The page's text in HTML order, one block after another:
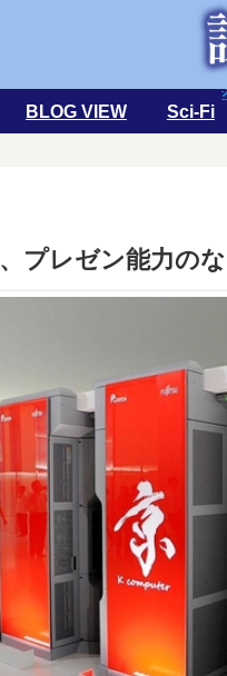
BLOG VIEW Sci-Fi
プレゼン能力の